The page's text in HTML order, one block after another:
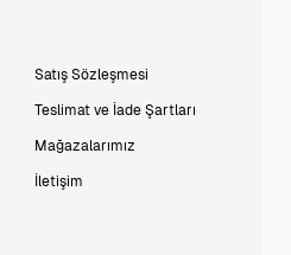
Satış Sözleşmesi
Teslimat ve İade Şartları
Mağazalarımız
İletişim